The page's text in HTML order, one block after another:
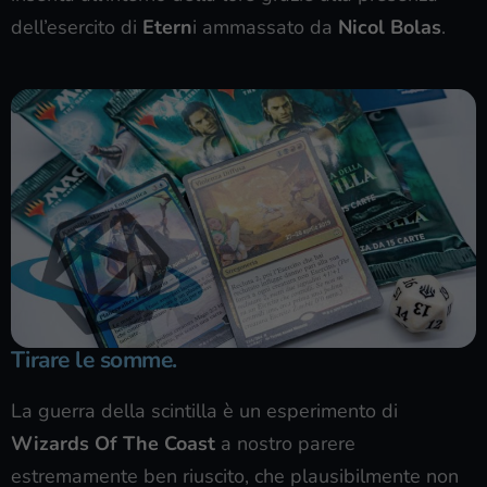
dell’esercito di Eterni ammassato da Nicol Bolas.
Tirare le somme.
La guerra della scintilla è un esperimento di
Wizards Of The Coast a nostro parere
estremamente ben riuscito, che plausibilmente non